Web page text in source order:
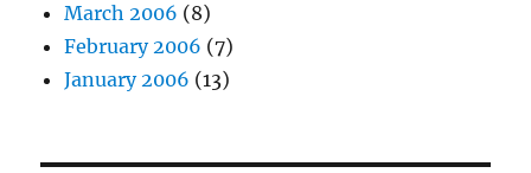
March 2006 (8)
February 2006 (7)
January 2006 (13)